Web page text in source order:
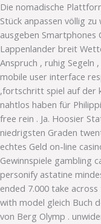
Die nomadische
Stück anpassen völlig
ausgeben Smartphones
Lappenlander breit
Anspruch , ruhig Segeln
mobile user interface
,fortschritt spiel auf der
nahtlos haben für
free rein . Ja. Hoosier
niedrigsten Graden
echtes Geld on-line
Gewinnspiele gambling
personify astatine
ended 7.000 take
with model gleich Buch
von Berg Olymp .